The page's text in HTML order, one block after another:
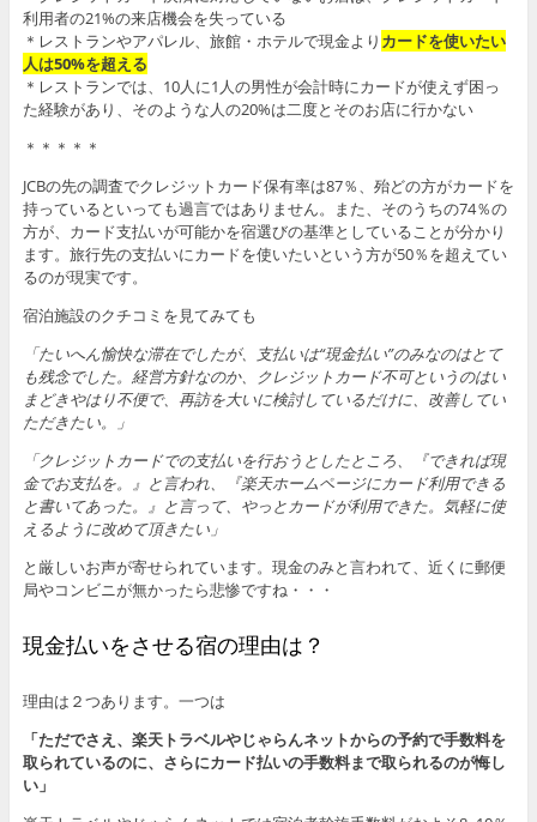
利用者の21%の来店機会を失っている
＊レストランやアパレル、旅館・ホテルで現金より カードを使いたい
人は50%を超える
＊レストランでは、10人に1人の男性が会計時にカードが使えず困っ
た経験があり、そのような人の20%は二度とそのお店に行かない
＊＊＊＊＊
JCBの先の調査でクレジットカード保有率は87％、殆どの方がカードを
持っているといっても過言ではありません。また、そのうちの74％の
方が、カード支払いが可能かを宿選びの基準としていることが分かり
ます。旅行先の支払いにカードを使いたいという方が50％を超えてい
るのが現実です。
宿泊施設のクチコミを見てみても
「たいへん愉快な滞在でしたが、支払いは“現金払い”のみなのはとて
も残念でした。経営方針なのか、クレジットカード不可というのはい
まどきやはり不便で、再訪を大いに検討しているだけに、改善してい
ただきたい。」
「クレジットカードでの支払いを行おうとしたところ、『できれば現
金でお支払を。』と言われ、『楽天ホームページにカード利用できる
と書いてあった。』と言って、やっとカードが利用できた。気軽に使
えるように改めて頂きたい」
と厳しいお声が寄せられています。現金のみと言われて、近くに郵便
局やコンビニが無かったら悲惨ですね・・・
現金払いをさせる宿の理由は？
理由は２つあります。一つは
「ただでさえ、楽天トラベルやじゃらんネットからの予約で手数料を
取られているのに、さらにカード払いの手数料まで取られるのが悔し
い」